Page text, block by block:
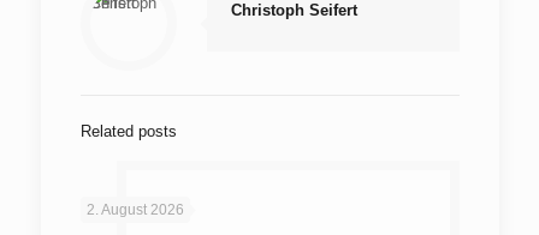
Christoph Seifert
Related posts
2. August 2026